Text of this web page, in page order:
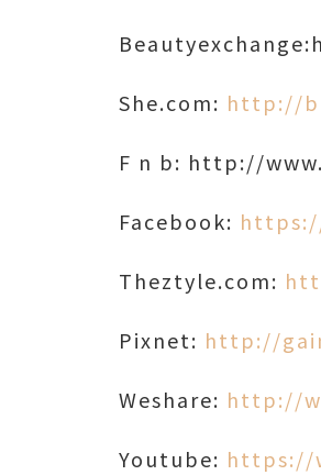
She.com: http://
F n b: http://
Facebook:
Theztyle.com:
Pixnet: http://
Weshare: http://
Youtube: https://